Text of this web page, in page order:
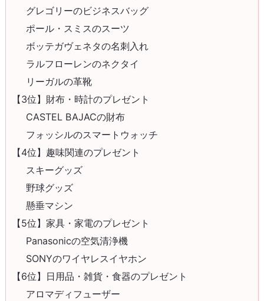
グレゴリーのビジネスバッグ
ポール・スミスのスーツ
ボッテガヴェネタの名刺入れ
ラルフローレンのネクタイ
リーガルの革靴
【3位】財布・時計のプレゼント
CASTEL BAJACの財布
フォッシルのスマートウォッチ
【4位】趣味関連のプレゼント
スキーグッズ
野球グッズ
懸垂マシン
【5位】家具・家電のプレゼント
Panasonicの空気清浄機
SONYのワイヤレスイヤホン
【6位】日用品・雑貨・食器のプレゼント
アロマディフューザー